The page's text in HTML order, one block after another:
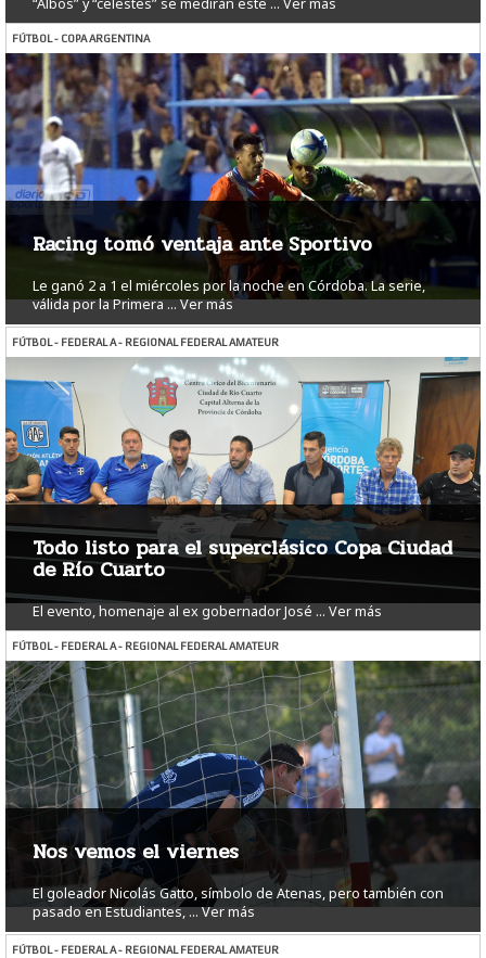
“Albos” y “celestes” se medirán este ... Ver más
FÚTBOL - COPA ARGENTINA
Racing tomó ventaja ante Sportivo
Le ganó 2 a 1 el miércoles por la noche en Córdoba. La serie,
válida por la Primera ...Ver más
FÚTBOL - FEDERAL A - REGIONAL FEDERAL AMATEUR
Todo listo para el superclásico Copa Ciudad
de Río Cuarto
El evento, homenaje al ex gobernador José ... Ver más
FÚTBOL - FEDERAL A - REGIONAL FEDERAL AMATEUR
Nos vemos el viernes
El goleador Nicolás Gatto, símbolo de Atenas, pero también con
pasado en Estudiantes, ...Ver más
FÚTBOL - FEDERAL A - REGIONAL FEDERAL AMATEUR